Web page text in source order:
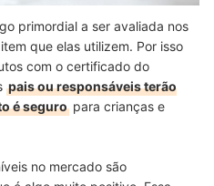
primordial a ser avaliada nos
que elas utilizem. Por isso
com o certificado do
pais ou responsáveis terão
é seguro para crianças e
no mercado são